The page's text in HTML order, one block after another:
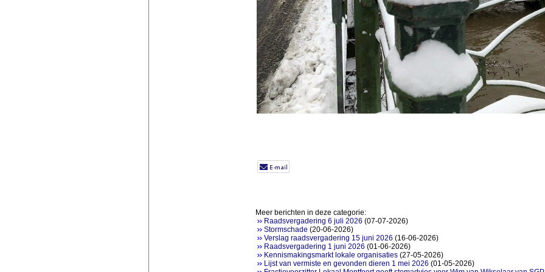
Meer berichten in deze categorie:
Raadsvergadering 6 juli 2026 (07-07-2026)
Stormschade (20-06-2026)
Verslag raadsvergadering 15 juni 2026 (16-06-2026)
Raadsvergadering 1 juni 2026 (01-06-2026)
Kennismakingsmarkt lokale organisaties (27-05-2026)
Lijst van vermiste en gevonden dieren 1 mei 2026 (01-05-2026)